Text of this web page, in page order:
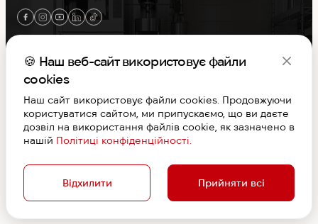
Меню
Контакти
Графік роботи
Дизайн та розробка
🍪 Наш веб-сайт використовує файли
cookies
Наш сайт використовує файли cookies. Продовжуючи
користуватися сайтом, ми припускаємо, що ви даєте
дозвіл на використання файлів cookie, як зазначено в
нашій Політиці конфіденційності.
Відхилити Прийняти всі